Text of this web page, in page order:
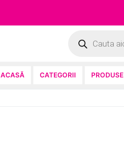
search
ACASĂ CATEGORII PRODUSE